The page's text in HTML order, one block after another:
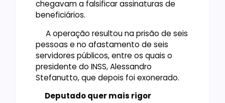
chegavam a falsificar assinaturas de
beneficiários.
A operação resultou na prisão de seis
pessoas e no afastamento de seis
servidores públicos, entre os quais o
presidente do INSS, Alessandro
Stefanutto, que depois foi exonerado.
Deputado quer mais rigor